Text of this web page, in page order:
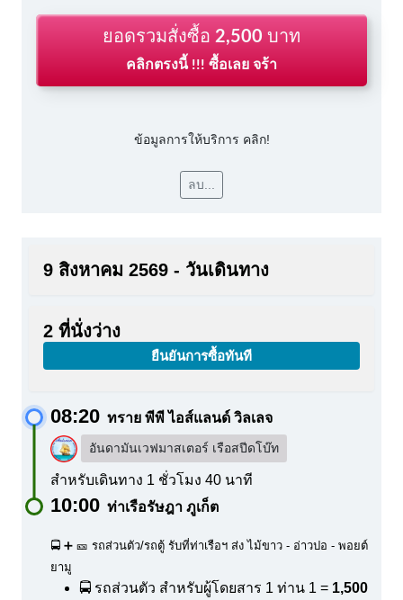
ยอดรวมสั่งซื้อ 2,500 บาท
คลิกตรงนี้ !!! ซื้อเลย จร้า
ข้อมูลการให้บริการ คลิก!
ลบ...
9 สิงหาคม 2569 - วันเดินทาง
2 ที่นั่งว่าง
ยืนยันการซื้อทันที
08:20 ทราย พีพี ไอส์แลนด์ วิลเลจ
อันดามันเวฟมาสเตอร์ เรือสปีดโบ๊ท
สำหรับเดินทาง 1 ชั่วโมง 40 นาที
10:00 ท่าเรือรัษฎา ภูเก็ต
🚍 ➕ 🎫 รถส่วนตัว/รถตู้ รับที่ท่าเรือฯ ส่ง ไม้ขาว - อ่าวปอ - พอยต์
ยามู
🚍 รถส่วนตัว สำหรับผู้โดยสาร 1 ท่าน 1 = 1,500